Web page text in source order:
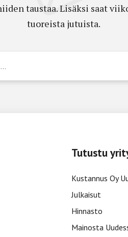
taustaa. Lisäksi saat
tuoreista jutuista.
Tutustu
Kustannus Oy
Julkaisut
Hinnasto
Mainosta